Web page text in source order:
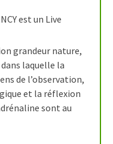
est un Live
grandeur nature,
laquelle la
de l’observation,
et la réflexion
sont au